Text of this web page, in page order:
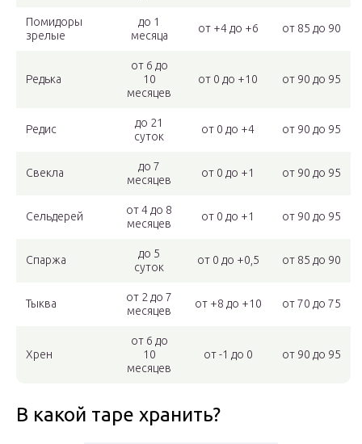
Помидоры
зрелые
до 1
месяца
от +4 до +6 от 85 до 90
Редька
от 6 до
10
месяцев
от 0 до +10 от 90 до 95
Редис
до 21
суток
от 0 до +4 от 90 до 95
Свекла
до 7
месяцев
от 0 до +1 от 90 до 95
Сельдерей
от 4 до 8
месяцев
от 0 до +1 от 90 до 95
Спаржа
до 5
суток
от 0 до +0,5 от 85 до 90
Тыква
от 2 до 7
месяцев
от +8 до +10 от 70 до 75
Хрен
от 6 до
10
месяцев
от -1 до 0 от 90 до 95
В какой таре хранить?